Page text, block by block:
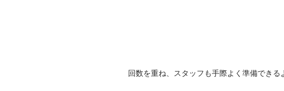
回数を重ね、スタッフも手際よく準備できる